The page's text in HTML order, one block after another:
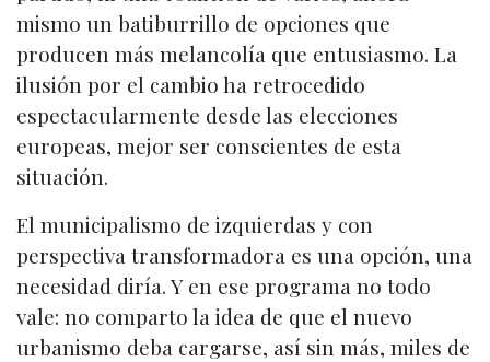
mismo un batiburrillo de opciones que
producen más melancolía que entusiasmo. La
ilusión por el cambio ha retrocedido
espectacularmente desde las elecciones
europeas, mejor ser conscientes de esta
situación.
El municipalismo de izquierdas y con
perspectiva transformadora es una opción, una
necesidad diría. Y en ese programa no todo
vale: no comparto la idea de que el nuevo
urbanismo deba cargarse, así sin más, miles de